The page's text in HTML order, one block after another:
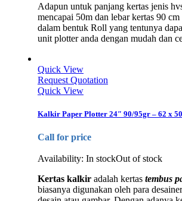
Adapun untuk panjang kertas jenis
mencapai 50m dan lebar kertas 90
dalam bentuk Roll yang tentunya
unit plotter anda dengan mudah dan
Quick View
Request Quotation
Quick View
Kalkir Paper Plotter 24″ 90/95gr – 62 x
Call for price
Availability: In stockOut of stock
Kertas kalkir adalah kertas tembus
biasanya digunakan oleh para